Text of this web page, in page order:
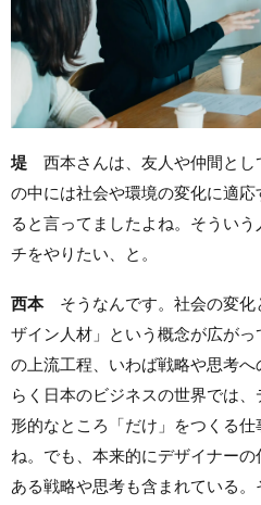
堤 西本さんは、友人や仲間とし
の中には社会や環境の変化に適
ると言ってましたよね。そうい
チをやりたい、と。
西本そうなんです。社会の変化
ザイン人材」という概念が広が
の上流工程、いわば戦略や思考
らく日本のビジネスの世界では
形的なところ「だけ」をつくる
ね。でも、本来的にデザイナー
ある戦略や思考も含まれている